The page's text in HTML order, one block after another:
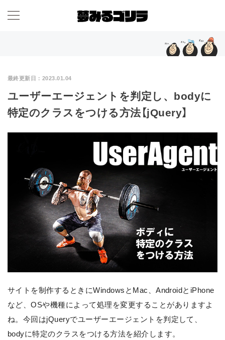
最終更新日： 2023.01.04
ユーザーエージェントを判定し、bodyに
特定のクラスをつける方法【jQuery】
サイトを制作するときにWindowsとMac、AndroidとiPhone
など、OSや機種によって処理を変更することがありますよ
ね。今回はjQueryでユーザーエージェントを判定して、
bodyに特定のクラスをつける方法を紹介します。